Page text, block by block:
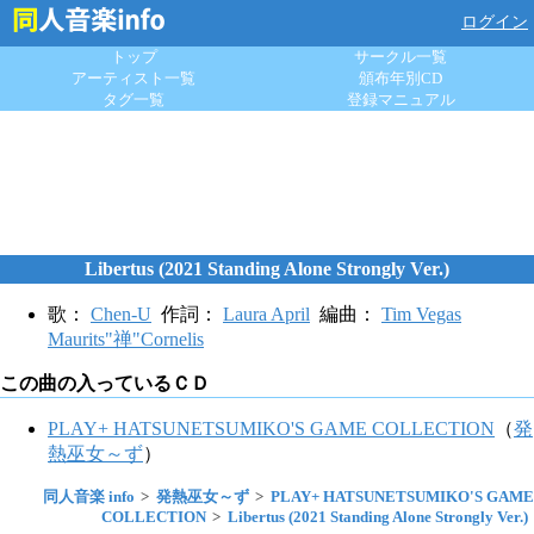
ログイン
トップ
サークル一覧
アーティスト一覧
頒布年別CD
タグ一覧
登録マニュアル
Libertus (2021 Standing Alone Strongly Ver.)
歌： Chen-U 作詞： Laura April 編曲： Tim Vegas
Maurits"禅"Cornelis
この曲の入っているＣＤ
PLAY+ HATSUNETSUMIKO'S GAME COLLECTION （発
熱巫女～ず）
同人音楽 info 発熱巫女～ず
PLAY+ HATSUNETSUMIKO'S GAME
COLLECTION
Libertus (2021 Standing Alone Strongly Ver.)